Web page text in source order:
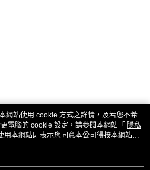
網站使用 cookie 方式之詳情，及若您不希
電腦的 cookie 設定，請參閱本網站「 隱私
用本網站即表示您同意本公司得按本網站使